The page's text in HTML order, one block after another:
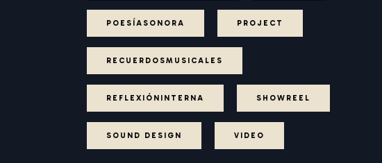
POESÍASONORA PROJECT
RECUERDOSMUSICALES
REFLEXIÓNINTERNA SHOWREEL
SOUND DESIGN VIDEO